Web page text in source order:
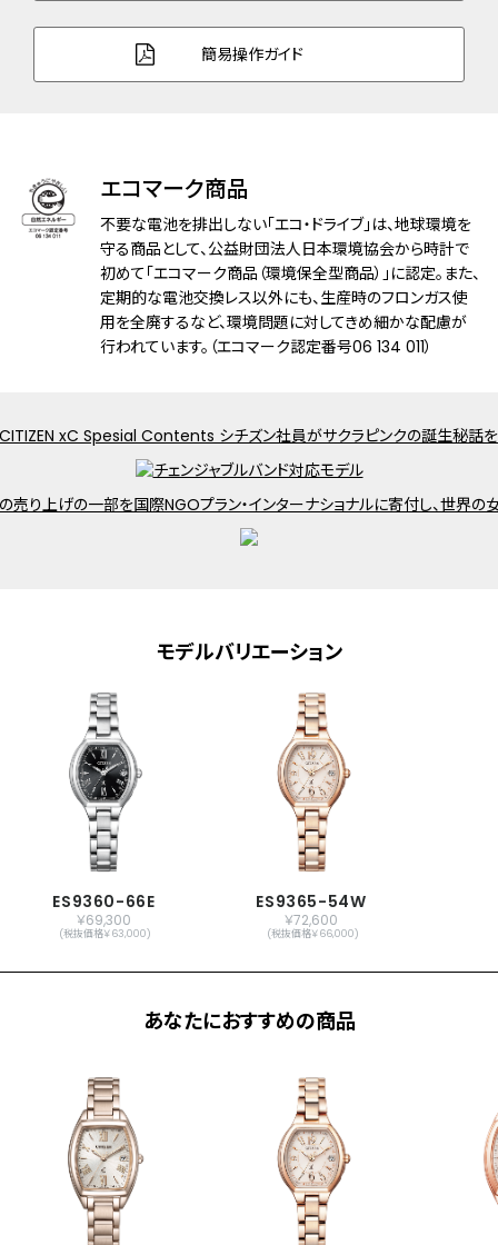
5気圧防水
機能
充電残量表示機能
充電警告機能
過充電防止機能
パワーセーブ機能
フル充電時約3年可動(パワーセーブ作動
時)
定時受信機能
パーペチュアルカレンダー
日付表示
ダイレクトフライト
シンプルアジャスト
メーカー保証
国際保証3年間(購入後1年以内にMY
CITIZENご登録で国内保証5年間)
簡易操作ガイド
エコマーク商品
不要な電池を排出しない「エコ・ドライブ」は、地球環境を
守る商品として、公益財団法人日本環境協会から時計で
初めて「エコマーク商品（環境保全型商品）」に認定。また、
定期的な電池交換レス以外にも、生産時のフロンガス使
用を全廃するなど、環境問題に対してきめ細かな配慮が
行われています。（エコマーク認定番号06 134 011）
モデルバリエーション
ES9360-66E
￥69,300
(税抜価格￥63,000)
ES9365-54W
￥72,600
(税抜価格￥66,000)
あなたにおすすめの商品